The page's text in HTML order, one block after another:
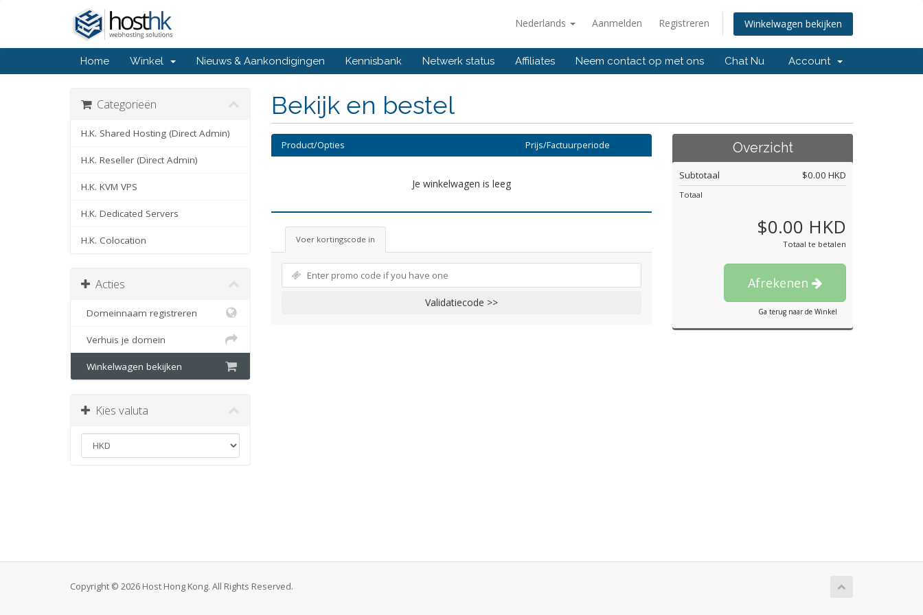
Nederlands Aanmelden Registreren Winkelwagen bekijken
Home Winkel Nieuws & Aankondigingen Kennisbank Netwerk status Affiliates Neem contact op met ons Chat Nu Account
Bekijk en bestel
Categorieën
H.K. Shared Hosting (Direct Admin)
H.K. Reseller (Direct Admin)
H.K. KVM VPS
H.K. Dedicated Servers
H.K. Colocation
Acties
Domeinnaam registreren
Verhuis je domein
Winkelwagen bekijken
Kies valuta
Product/Opties Prijs/Factuurperiode
Je winkelwagen is leeg
Voer kortingscode in
Validatiecode >>
Overzicht
Subtotaal $0.00 HKD
Totaal
$0.00 HKD
Totaal te betalen
Afrekenen
Ga terug naar de Winkel
Copyright © 2026 Host Hong Kong. All Rights Reserved.